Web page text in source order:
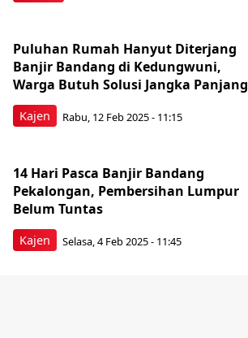
Kajen
Puluhan Rumah Hanyut Diterjang
Banjir Bandang di Kedungwuni,
Warga Butuh Solusi Jangka Panjang
Rabu, 12 Feb 2025 - 11:15
Kajen
14 Hari Pasca Banjir Bandang
Pekalongan, Pembersihan Lumpur
Belum Tuntas
Selasa, 4 Feb 2025 - 11:45